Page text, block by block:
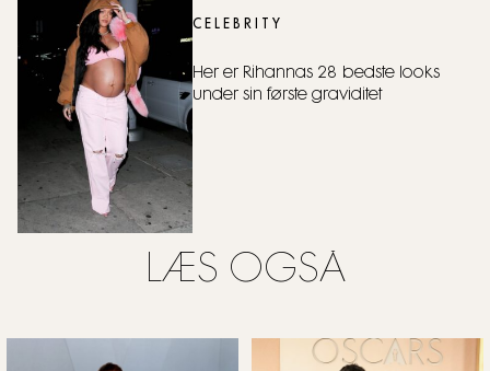
CELEBRITY
Her er Rihannas 28 bedste looks
under sin første graviditet
LÆS OGSÅ